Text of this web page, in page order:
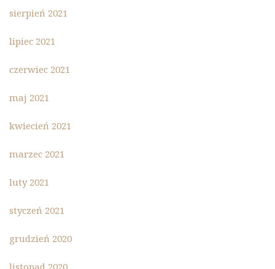
sierpień 2021
lipiec 2021
czerwiec 2021
maj 2021
kwiecień 2021
marzec 2021
luty 2021
styczeń 2021
grudzień 2020